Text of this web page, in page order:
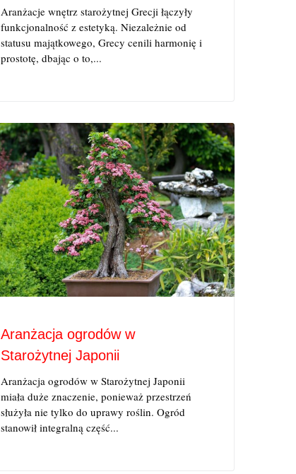
Aranżacje wnętrz starożytnej Grecji łączyły
funkcjonalność z estetyką. Niezależnie od
statusu majątkowego, Grecy cenili harmonię i
prostotę, dbając o to,...
Aranżacja ogrodów w
Starożytnej Japonii
Aranżacja ogrodów w Starożytnej Japonii
miała duże znaczenie, ponieważ przestrzeń
służyła nie tylko do uprawy roślin. Ogród
stanowił integralną część...